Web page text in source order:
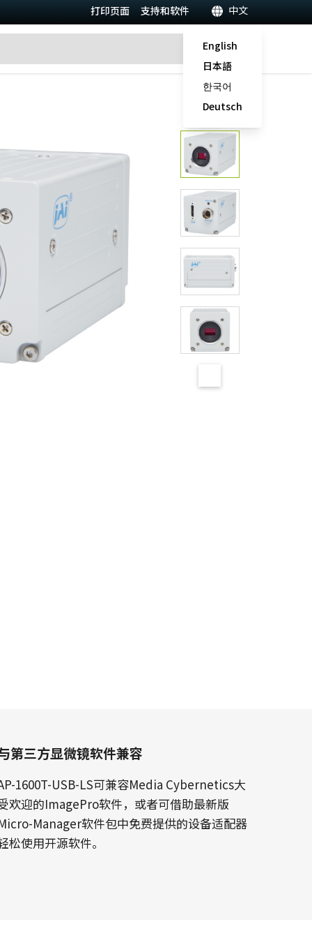
打印页面 支持和软件 中文
English
日本語
한국어
Deutsch
第三方显微镜软件兼容
1600T-USB-LS可兼容Media Cybernetics大
欢迎的ImagePro软件，或者可借助最新版
Manager软件包中免费提供的设备适配器
松使用开源软件。